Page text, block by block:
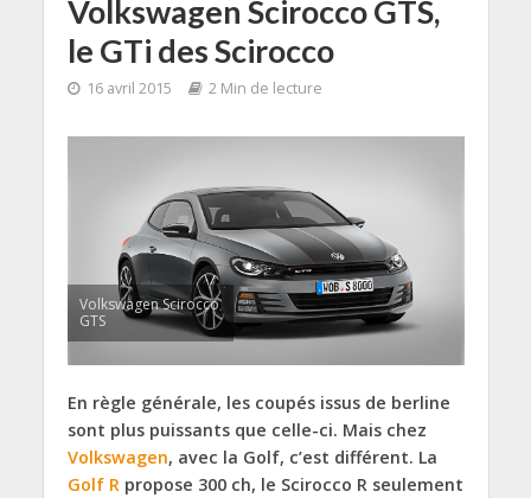
Volkswagen Scirocco GTS,
le GTi des Scirocco
16 avril 2015 2 Min de lecture
Volkswagen Scirocco
GTS
En règle générale, les coupés issus de berline
sont plus puissants que celle-ci. Mais chez
Volkswagen, avec la Golf, c’est différent. La
Golf Rpropose 300 ch, le Scirocco R seulement